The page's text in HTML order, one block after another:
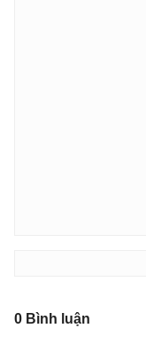
0 Bình luận